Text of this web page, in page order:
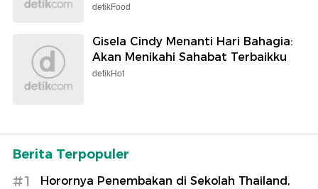
detikFood
Gisela Cindy Menanti Hari Bahagia:
Akan Menikahi Sahabat Terbaikku
detikHot
Berita Terpopuler
#1
Horornya Penembakan di Sekolah Thailand,